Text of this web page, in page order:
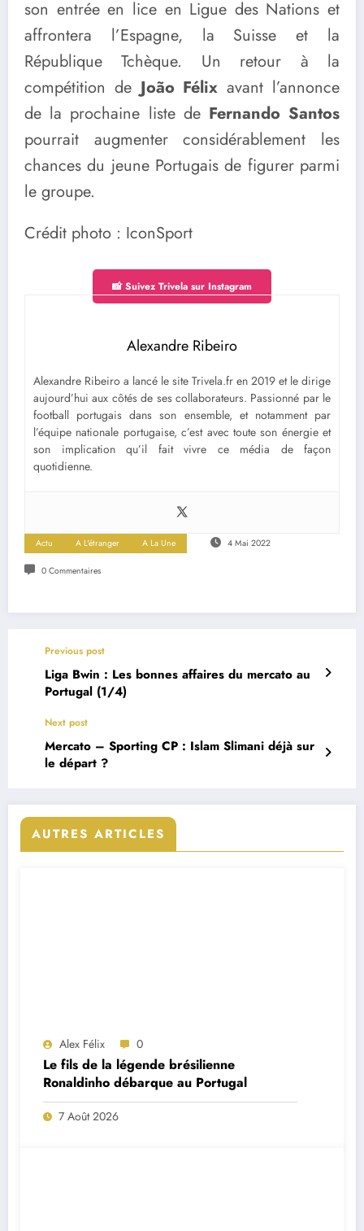
son entrée en lice en Ligue des Nations et
affrontera l’Espagne, la Suisse et la
République Tchèque. Un retour à la
compétition de João Félix avant l’annonce
de la prochaine liste de Fernando Santos
pourrait augmenter considérablement les
chances du jeune Portugais de figurer parmi
le groupe.
Crédit photo : IconSport
📸 Suivez Trivela sur Instagram
Alexandre Ribeiro
Alexandre Ribeiro a lancé le site Trivela.fr en 2019 et le dirige
aujourd’hui aux côtés de ses collaborateurs. Passionné par le
football portugais dans son ensemble, et notamment par
l’équipe nationale portugaise, c’est avec toute son énergie et
son implication qu’il fait vivre ce média de façon
quotidienne.
Actu A L'étranger A La Une 4 Mai 2022
0 Commentaires
Previous post
Liga Bwin : Les bonnes affaires du mercato au
Portugal (1/4)
Next post
Mercato – Sporting CP : Islam Slimani déjà sur
le départ ?
AUTRES ARTICLES
Alex Félix 0
Le fils de la légende brésilienne
Ronaldinho débarque au Portugal
7 Août 2026